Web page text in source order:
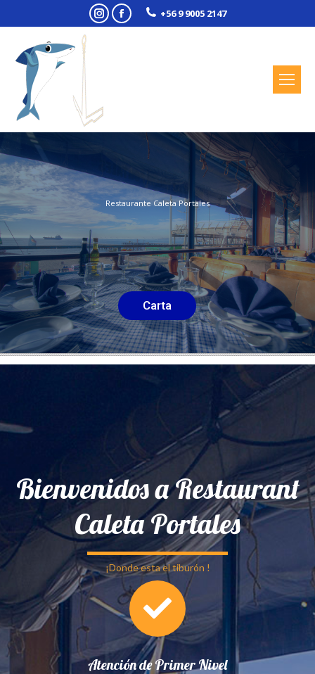
InstagramFacebook+56 9 9005 2147
Carta
Restaurante Caleta Portales
Bienvenidos a Restaurant
Caleta Portales
¡Donde esta el tiburón !
Atención de Primer Nivel